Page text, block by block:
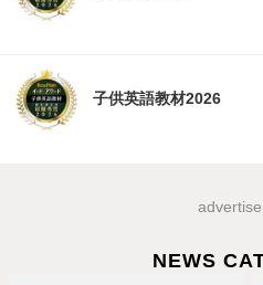
子供英語教材2026
NEWS